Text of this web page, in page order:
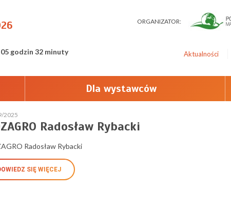
godzin 32 minuty
ORGANIZATOR:
Aktualności
Dla wystawców
2025
Radosław Rybacki
Radosław Rybacki
SIĘ WIĘCEJ